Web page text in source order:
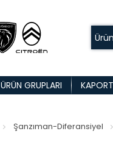
ÜRÜN GRUPLARI
Şanzıman-Diferansiyel